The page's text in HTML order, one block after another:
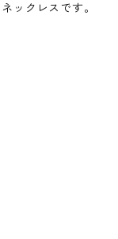
ックレスです。